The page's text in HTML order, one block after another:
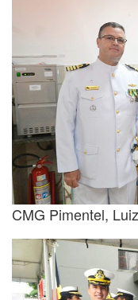
CMG Pimentel,